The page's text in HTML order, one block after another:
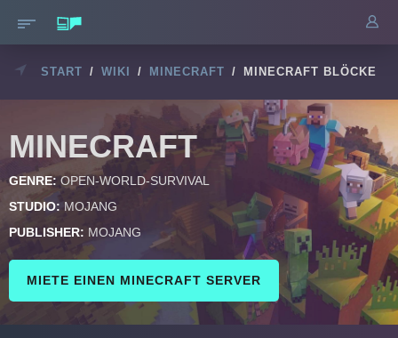
START / WIKI / MINECRAFT / MINECRAFT BLÖCKE
MINECRAFT
GENRE: OPEN-WORLD-SURVIVAL
STUDIO: MOJANG
PUBLISHER: MOJANG
MIETE EINEN MINECRAFT SERVER